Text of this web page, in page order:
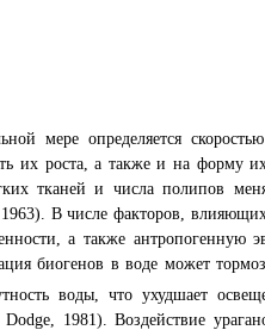
мере определяется
их роста, а также и на форму
тканей и числа полипов
В числе факторов,
а также
биогенов в воде может
воды, что ухудшает
1981). Воздействие